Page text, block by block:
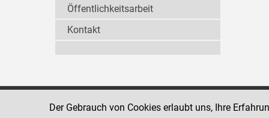
Öffentlichkeitsarbeit
Kontakt
Strafvollzugsakademie
1080 Wien
Der Gebrauch von Cookies erlaubt uns, Ihre